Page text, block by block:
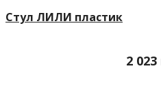
Стул ЛИЛИ пластик
2 023